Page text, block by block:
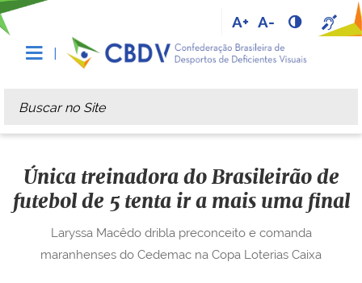
A+ A-
Busca
Busca Avançada…
Única treinadora do Brasileirão de
futebol de 5 tenta ir a mais uma final
Laryssa Macêdo dribla preconceito e comanda
maranhenses do Cedemac na Copa Loterias Caixa